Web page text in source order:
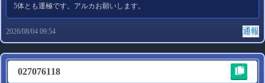
なんでもOK
2026/08/06 23:24 通報
5体とも運極です。アルカお願いします。
2026/08/04 09:54 通報
027076118